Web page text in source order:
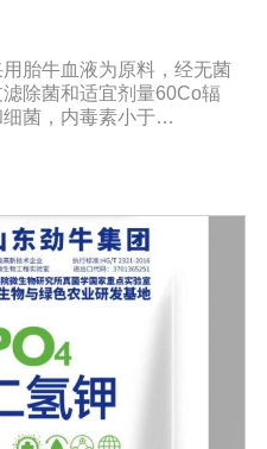
胎牛血液为原料，经无菌
除菌和适宜剂量60Co辐
菌，内毒素小于
和保藏、组织器官的分
疫苗的研制及生产。质量
典》2020版、符合《中华
洲药典、美国药典质量标
20℃有效期：5年注
法（ -20℃→2-8℃→ 室
质量不会受到影响。